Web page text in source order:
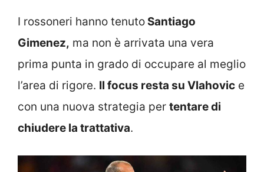
I rossoneri hanno tenuto Santiago
Gimenez, ma non è arrivata una vera
prima punta in grado di occupare al meglio
l’area di rigore. Il focus resta su Vlahovic e
con una nuova strategia per tentare di
chiudere la trattativa.